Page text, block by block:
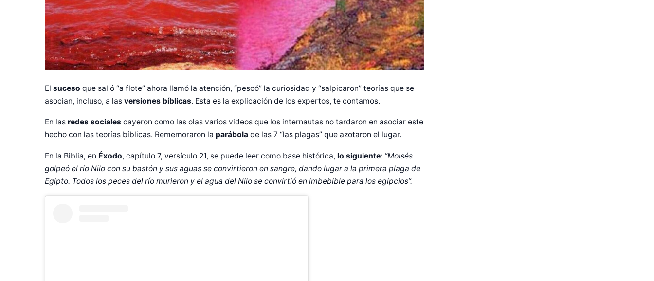
El suceso que salió “a flote” ahora llamó la atención, “pescó” la curiosidad y “salpicaron” teorías que se
asocian, incluso, a las versiones bíblicas. Esta es la explicación de los expertos, te contamos.
En las redes sociales cayeron como las olas varios videos que los internautas no tardaron en asociar este
hecho con las teorías bíblicas. Rememoraron la parábola de las 7 “las plagas” que azotaron el lugar.
En la Biblia, en Éxodo, capítulo 7, versículo 21, se puede leer como base histórica, lo siguiente: “Moisés
golpeó el río Nilo con su bastón y sus aguas se convirtieron en sangre, dando lugar a la primera plaga de
Egipto. Todos los peces del río murieron y el agua del Nilo se convirtió en imbebible para los egipcios”.